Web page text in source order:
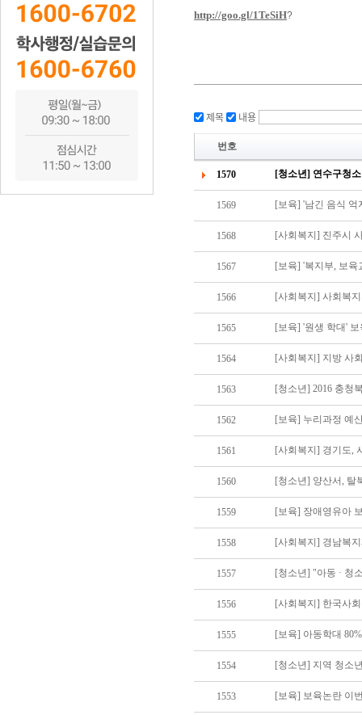
제목 내용
번호
1570 [청소년] 연수구청
1569 [보육] '남긴 음식 억
1568 [사회복지] 진주시
1567 [보육] '복지부, 보육
1566 [사회복지] 사회복
1565 [보육] '원생 학대'
1564 [사회복지] 지방 사
1563 [청소년] 2016 충청
1562 [보육] 누리과정 예
1561 [사회복지] 경기도,
1560 [청소년] 양산서, 탈
1559 [보육] 장애영유아
1558 [사회복지] 경남복
1557 [청소년] "아동 · 청
1556 [사회복지] 한국사
1555 [보육] 아동학대
1554 [청소년] 지역 청소
1553 [보육] 보육논란 이